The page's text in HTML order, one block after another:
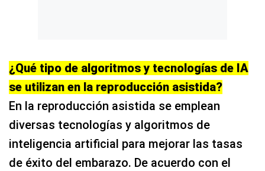
¿Qué tipo de algoritmos y tecnologías de IA
se utilizan en la reproducción asistida?
En la reproducción asistida se emplean
diversas tecnologías y algoritmos de
inteligencia artificial para mejorar las tasas
de éxito del embarazo. De acuerdo con el